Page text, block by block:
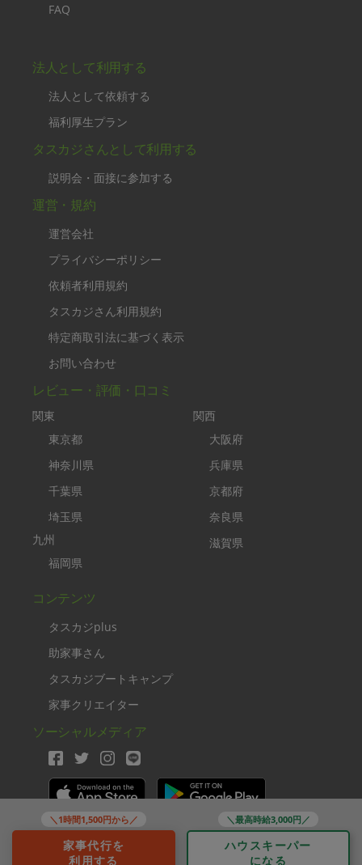
＼1時間1,500円から／
家事代行を
利用する
＼最高時給3,000円／
ハウスキーパー
になる
FAQ
法人として利用する
法人として依頼する
福利厚生プラン
タスカジさんとして利用する
説明会・面接に参加する
運営・規約
運営会社
プライバシーポリシー
依頼者利用規約
タスカジさん利用規約
特定商取引法に基づく表示
お問い合わせ
レビュー・評価・口コミ
関東
東京都
神奈川県
千葉県
埼玉県
九州
福岡県
関西
大阪府
兵庫県
京都府
奈良県
滋賀県
コンテンツ
タスカジplus
助家事さん
タスカジブートキャンプ
家事クリエイター
ソーシャルメディア